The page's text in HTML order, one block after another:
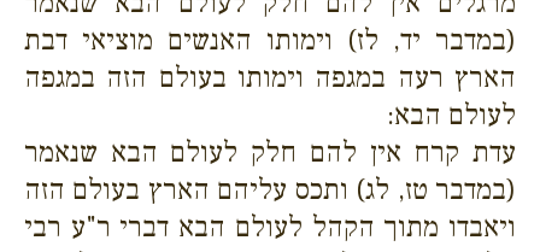
(במדבר יד, לז) וימותו האנשים מוציאי דבת
הארץ רעה במגפה וימותו בעולם הזה במגפה
לעולם הבא:
עדת קרח אין להם חלק לעולם הבא שנאמר
(במדבר טז, לג) ותכס עליהם הארץ בעולם הזה
ויאבדו מתוך הקהל לעולם הבא דברי ר"ע רבי